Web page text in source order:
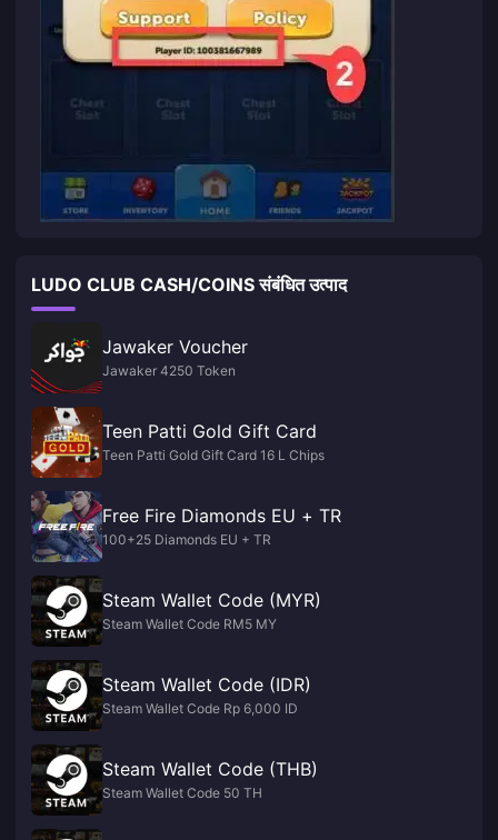
LUDO CLUB CASH/COINS संबंधित उत्पाद
Jawaker Voucher
Jawaker 4250 Token
Teen Patti Gold Gift Card
Teen Patti Gold Gift Card 16 L Chips
Free Fire Diamonds EU + TR
100+25 Diamonds EU + TR
Steam Wallet Code (MYR)
Steam Wallet Code RM5 MY
Steam Wallet Code (IDR)
Steam Wallet Code Rp 6,000 ID
Steam Wallet Code (THB)
Steam Wallet Code 50 TH